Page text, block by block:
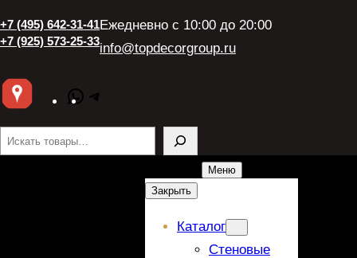
к
+7 (495) 642-31-41
+7 (925) 573-25-33
Ежедневно с 10:00 до 20:00
info@topdecorgroup.ru
WhatsApp
Поиск
Меню
Закрыть
Каталог
Стеновые